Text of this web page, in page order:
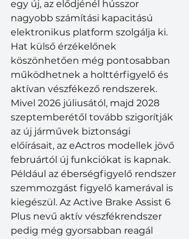
egy új, az elődjénél hússzor
nagyobb számítási kapacitású
elektronikus platform szolgálja ki.
Hat külső érzékelőnek
köszönhetően még pontosabban
működhetnek a holttérfigyelő és
aktívan vészfékező rendszerek.
Mivel 2026 júliusától, majd 2028
szeptemberétől tovább szigorítják
az új járművek biztonsági
előírásait, az eActros modellek jövő
februártól új funkciókat is kapnak.
Például az éberségfigyelő rendszer
szemmozgást figyelő kamerával is
kiegészül. Az Active Brake Assist 6
Plus nevű aktív vészfékrendszer
pedig még gyorsabban reagál